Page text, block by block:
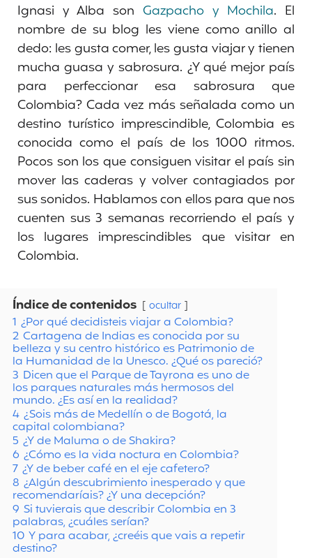
Ignasi y Alba son Gazpacho y Mochila. El
nombre de su blog les viene como anillo al
dedo: les gusta comer, les gusta viajar y tienen
mucha guasa y sabrosura. ¿Y qué mejor país
para perfeccionar esa sabrosura que
Colombia? Cada vez más señalada como un
destino turístico imprescindible, Colombia es
conocida como el país de los 1000 ritmos.
Pocos son los que consiguen visitar el país sin
mover las caderas y volver contagiados por
sus sonidos. Hablamos con ellos para que nos
cuenten sus 3 semanas recorriendo el país y
los lugares imprescindibles que visitar en
Colombia.
Índice de contenidos ocultar
1 ¿Por qué decidisteis viajar a Colombia?
2 Cartagena de Indias es conocida por su
belleza y su centro histórico es Patrimonio de
la Humanidad de la Unesco. ¿Qué os pareció?
3 Dicen que el Parque de Tayrona es uno de
los parques naturales más hermosos del
mundo. ¿Es así en la realidad?
4 ¿Sois más de Medellín o de Bogotá, la
capital colombiana?
5 ¿Y de Maluma o de Shakira?
6 ¿Cómo es la vida noctura en Colombia?
7 ¿Y de beber café en el eje cafetero?
8 ¿Algún descubrimiento inesperado y que
recomendaríais? ¿Y una decepción?
9 Si tuvierais que describir Colombia en 3
palabras, ¿cuáles serían?
10 Y para acabar, ¿creéis que vais a repetir
destino?